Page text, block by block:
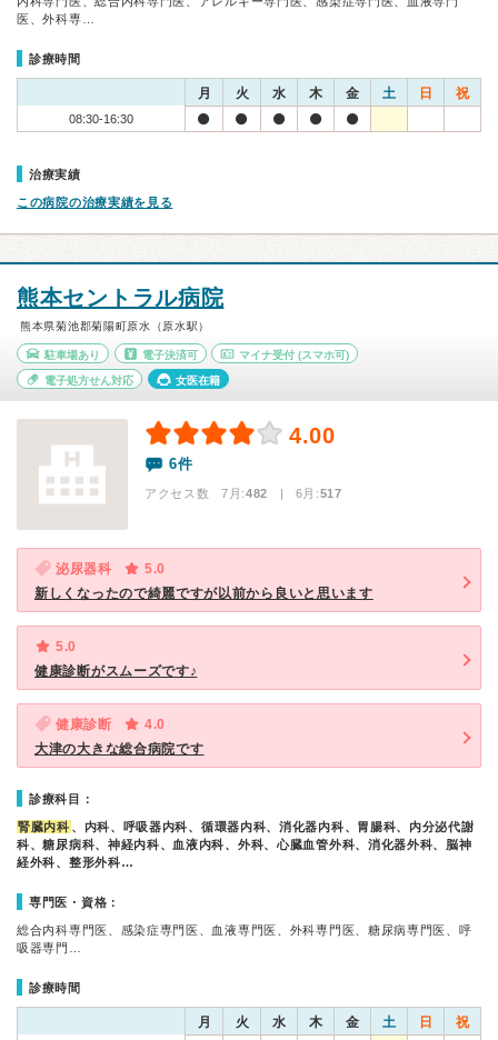
医、外科専…
診療時間
月 火 水 木 金 土 日 祝
08:30-16:30
治療実績
この病院の治療実績を見る
熊本セントラル病院
熊本県菊池郡菊陽町原水（原水駅）
駐車場あり 電子決済可 マイナ受付 (スマホ可)
電子処方せん対応 女医在籍
4.00
6件
アクセス数 7月:482 | 6月:517
泌尿器科
5.0
新しくなったので綺麗ですが以前から良いと思います
5.0
健康診断がスムーズです♪
健康診断
4.0
大津の大きな総合病院です
診療科目：
腎臓内科 、内科、呼吸器内科、循環器内科、消化器内科、胃腸科、内分泌代謝
科、糖尿病科、神経内科、血液内科、外科、心臓血管外科、消化器外科、脳神
経外科、整形外科…
専門医・資格：
総合内科専門医、感染症専門医、血液専門医、外科専門医、糖尿病専門医、呼
吸器専門…
診療時間
月 火 水 木 金 土 日 祝